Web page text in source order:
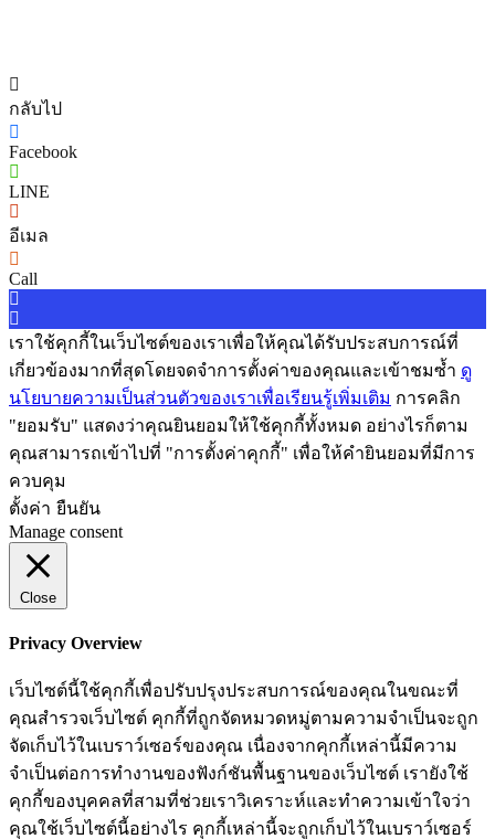
กลับไป
Facebook
LINE
อีเมล
Call
เราใช้คุกกี้ในเว็บไซต์ของเราเพื่อให้คุณได้รับประสบการณ์ที่
เกี่ยวข้องมากที่สุดโดยจดจำการตั้งค่าของคุณและเข้าชมซ้ำ ดู
นโยบายความเป็นส่วนตัวของเราเพื่อเรียนรู้เพิ่มเติม การคลิก
"ยอมรับ" แสดงว่าคุณยินยอมให้ใช้คุกกี้ทั้งหมด อย่างไรก็ตาม
คุณสามารถเข้าไปที่ "การตั้งค่าคุกกี้" เพื่อให้คำยินยอมที่มีการ
ควบคุม
ตั้งค่า ยืนยัน
Manage consent
Close
Privacy Overview
เว็บไซต์นี้ใช้คุกกี้เพื่อปรับปรุงประสบการณ์ของคุณในขณะที่
คุณสำรวจเว็บไซต์ คุกกี้ที่ถูกจัดหมวดหมู่ตามความจำเป็นจะถูก
จัดเก็บไว้ในเบราว์เซอร์ของคุณ เนื่องจากคุกกี้เหล่านี้มีความ
จำเป็นต่อการทำงานของฟังก์ชันพื้นฐานของเว็บไซต์ เรายังใช้
คุกกี้ของบุคคลที่สามที่ช่วยเราวิเคราะห์และทำความเข้าใจว่า
คุณใช้เว็บไซต์นี้อย่างไร คุกกี้เหล่านี้จะถูกเก็บไว้ในเบราว์เซอร์